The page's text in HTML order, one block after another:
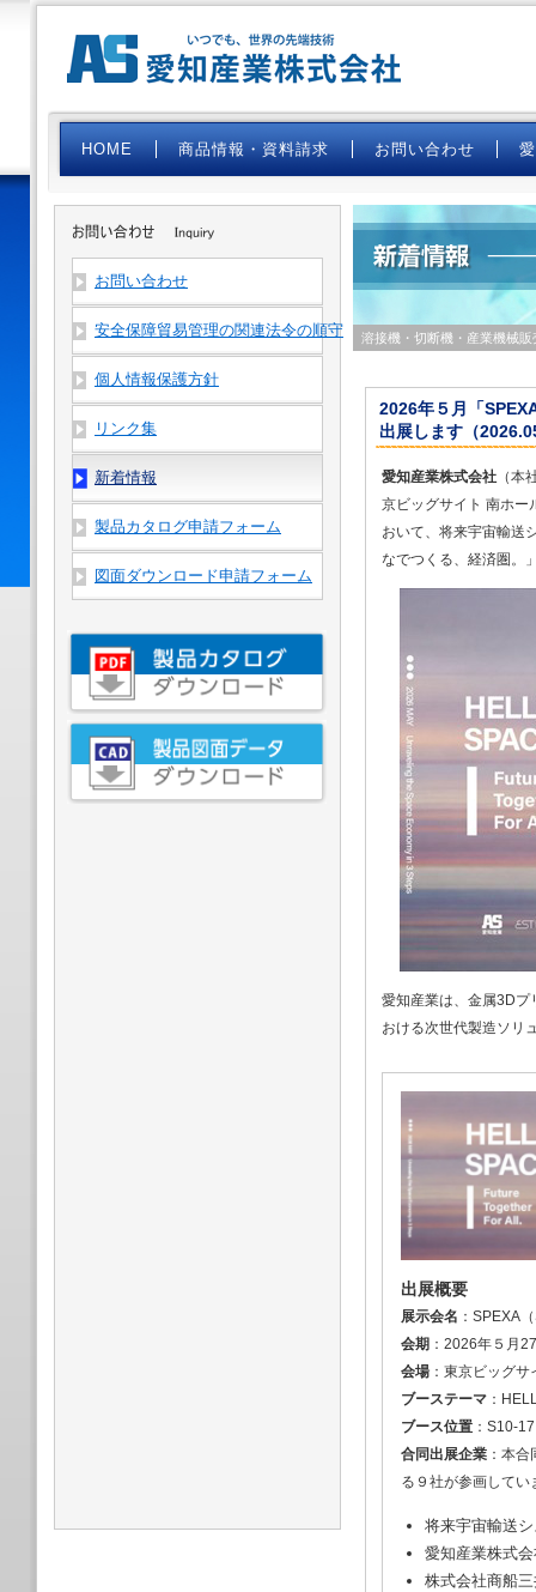
HOME 商品情報・資料請求 お問い合わせ
溶接機・切断機・産業機械
2026年５月「
出展します（
愛知産業株式会社 （
京ビッグサイト 南ホー
おいて、将来宇宙輸送
なでつくる、経済圏。
愛知産業は、金属3Dプ
おける次世代製造ソリ
出展概要
展示会名 ：SPEXA
会期 ：2026年５月
会場 ：東京ビッグ
ブーステーマ ：
ブース位置 ：S10-17
合同出展企業 ：本
る９社が参画してい
将来宇宙輸送
愛知産業株式
株式会社商船
お問い合わせ
安全保障貿易管理の関連法令の順守
個人情報保護方針
リンク集
新着情報
製品カタログ申請フォーム
図面ダウンロード申請フォーム